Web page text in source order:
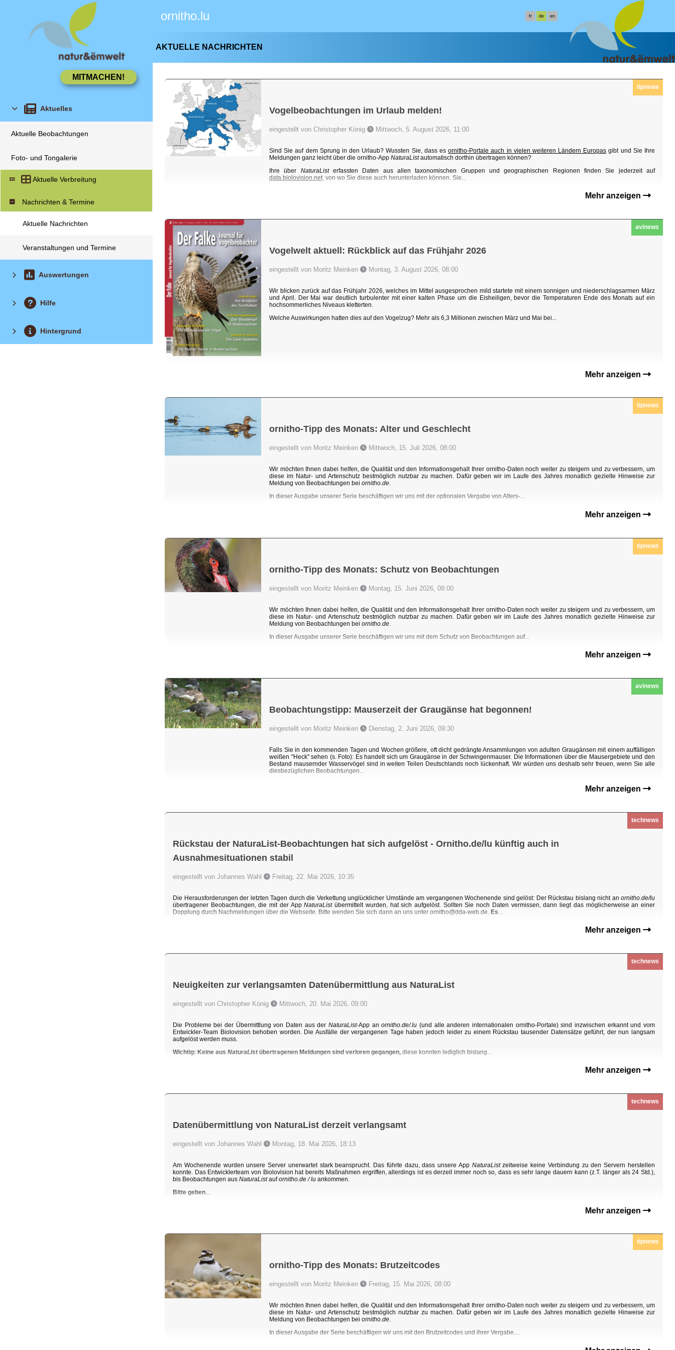
ornitho.lu fr de en
Aktuelles
Aktuelle Beobachtungen
Foto- und Tongalerie
Aktuelle Verbreitung
Nachrichten & Termine
Aktuelle Nachrichten
Veranstaltungen und Termine
Auswertungen
Hilfe
Hintergrund
AKTUELLE NACHRICHTEN
tipnews
Vogelbeobachtungen im Urlaub melden!
eingestellt von Christopher König Mittwoch, 5. August 2026, 11:00
Sind Sie auf dem Sprung in den Urlaub? Wussten Sie, dass esornitho-Portale auch in vielen weiteren Ländern Europas gibt und Sie Ihre
Meldungen ganz leicht über die ornitho-App NaturaListautomatisch dorthin übertragen können?
Ihre über NaturaListerfassten Daten aus allen taxonomischen Gruppen und geographischen Regionen finden Sie jederzeit auf
data.biolovision.net , von wo Sie diese auch herunterladen können. Sie...
Mehr anzeigen
avinews
Vogelwelt aktuell: Rückblick auf das Frühjahr 2026
eingestellt von Moritz Meinken Montag, 3. August 2026, 08:00
Wir blicken zurück auf das Frühjahr 2026, welches im Mittel ausgesprochen mild startete mit einem sonnigen und niederschlagsarmen März
und April. Der Mai war deutlich turbulenter mit einer kalten Phase um die Eisheiligen, bevor die Temperaturen Ende des Monats auf ein
hochsommerliches Niveaus kletterten.
Welche Auswirkungen hatten dies auf den Vogelzug? Mehr als 6,3 Millionen zwischen März und Mai bei...
Mehr anzeigen
tipnews
ornitho-Tipp des Monats: Alter und Geschlecht
eingestellt von Moritz Meinken Mittwoch, 15. Juli 2026, 08:00
Wir möchten Ihnen dabei helfen, die Qualität und den Informationsgehalt Ihrer ornitho-Daten noch weiter zu steigern und zu verbessern, um
diese im Natur- und Artenschutz bestmöglich nutzbar zu machen. Dafür geben wir im Laufe des Jahres monatlich gezielte Hinweise zur
Meldung von Beobachtungen bei ornitho.de.
In dieser Ausgabe unserer Serie beschäftigen wir uns mit der optionalen Vergabe von Alters-...
Mehr anzeigen
tipnews
ornitho-Tipp des Monats: Schutz von Beobachtungen
eingestellt von Moritz Meinken Montag, 15. Juni 2026, 08:00
Wir möchten Ihnen dabei helfen, die Qualität und den Informationsgehalt Ihrer ornitho-Daten noch weiter zu steigern und zu verbessern, um
diese im Natur- und Artenschutz bestmöglich nutzbar zu machen. Dafür geben wir im Laufe des Jahres monatlich gezielte Hinweise zur
Meldung von Beobachtungen bei ornitho.de
In dieser Ausgabe unserer Serie beschäftigen wir uns mit dem Schutz von Beobachtungen auf...
Mehr anzeigen
avinews
Beobachtungstipp: Mauserzeit der Graugänse hat begonnen!
eingestellt von Moritz Meinken Dienstag, 2. Juni 2026, 09:30
Falls Sie in den kommenden Tagen und Wochen größere, oft dicht gedrängte Ansammlungen von adulten Graugänsen mit einem auffälligen
weißen "Heck" sehen (s. Foto): Es handelt sich um Graugänse in der Schwingenmauser. Die Informationen über die Mausergebiete und den
Bestand mausernder Wasservögel sind in weiten Teilen Deutschlands noch lückenhaft. Wir würden uns deshalb sehr freuen, wenn Sie alle
diesbezüglichen Beobachtungen...
Mehr anzeigen
technews
Rückstau der NaturaList-Beobachtungen hat sich aufgelöst - Ornitho.de/lu künftig auch in
Ausnahmesituationen stabil
eingestellt von Johannes Wahl Freitag, 22. Mai 2026, 10:35
Die Herausforderungen der letzten Tagen durch die Verkettung unglücklicher Umstände am vergangenen Wochenende sind gelöst: Der Rückstau bislang nicht an ornitho.de/lu
übertragener Beobachtungen, die mit der AppNaturaListübermittelt wurden, hat sich aufgelöst. Sollten Sie noch Daten vermissen, dann liegt das möglicherweise an einer
Dopplung durch Nachmeldungen über die Webseite. Bitte wenden Sie sich dann an uns unter ornitho@dda-web.de. Es...
Mehr anzeigen
technews
Neuigkeiten zur verlangsamten Datenübermittlung aus NaturaList
eingestellt von Christopher König Mittwoch, 20. Mai 2026, 09:00
Die Probleme bei der Übermittlung von Daten aus der NaturaList-App anornitho.de/.lu (und alle anderen internationalen ornitho-Portale) sind inzwischen erkannt und vom
Entwickler-Team Biolovision behoben worden. Die Ausfälle der vergangenen Tage haben jedoch leider zu einem Rückstau tausender Datensätze geführt, der nun langsam
aufgelöst werden muss.
Wichtig: Keine aus NaturaListübertragenen Meldungen sind verloren gegangen, diese konnten lediglich bislang...
Mehr anzeigen
technews
Datenübermittlung von NaturaList derzeit verlangsamt
eingestellt von Johannes Wahl Montag, 18. Mai 2026, 18:13
Am Wochenende wurden unsere Server unerwartet stark beansprucht. Das führte dazu, dass unsere App NaturaListzeitweise keine Verbindung zu den Servern herstellen
konnte. Das Entwicklerteam von Biolovision hat bereits Maßnahmen ergriffen, allerdings ist es derzeit immer noch so, dass es sehr lange dauern kann (z.T. länger als 24 Std.),
bis Beobachtungen aus NaturaListaufornitho.de / lu ankommen.
Bitte geben...
Mehr anzeigen
tipnews
ornitho-Tipp des Monats: Brutzeitcodes
eingestellt von Moritz Meinken Freitag, 15. Mai 2026, 08:00
Wir möchten Ihnen dabei helfen, die Qualität und den Informationsgehalt Ihrer ornitho-Daten noch weiter zu steigern und zu verbessern, um
diese im Natur- und Artenschutz bestmöglich nutzbar zu machen. Dafür geben wir im Laufe des Jahres monatlich gezielte Hinweise zur
Meldung von Beobachtungen bei ornitho.de.
In dieser Ausgabe der Serie beschäftigen wir uns mit den Brutzeitcodes und ihrer Vergabe....